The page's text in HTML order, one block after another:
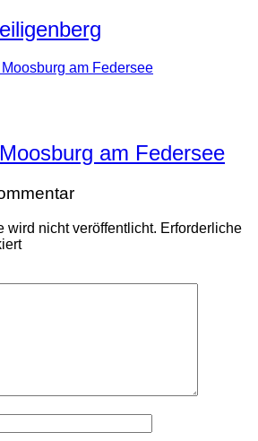
am Federsee
wird nicht veröffentlicht. Erforderliche